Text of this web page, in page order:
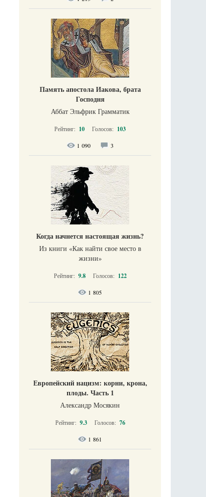
Память апостола Иакова, брата
Господня
Аббат Эльфрик Грамматик
Рейтинг: 10 Голосов: 103
1 090 3
Когда начнется настоящая жизнь?
Из книги «Как найти свое место в
жизни​»
Рейтинг: 9.8 Голосов: 122
1 805
Европейский нацизм: корни, крона,
плоды. Часть 1
Александр Мосякин
Рейтинг: 9.3 Голосов: 76
1 861